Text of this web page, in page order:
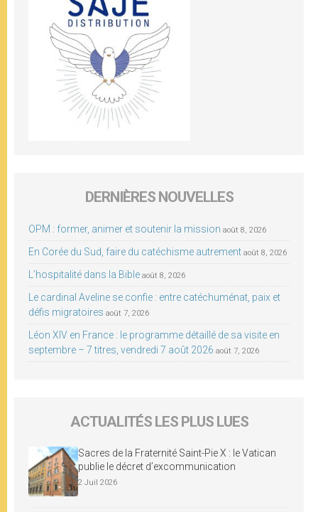
DERNIÈRES NOUVELLES
OPM : former, animer et soutenir la mission août 8, 2026
En Corée du Sud, faire du catéchisme autrement août 8, 2026
L’hospitalité dans la Bible août 8, 2026
Le cardinal Aveline se confie : entre catéchuménat, paix et
défis migratoires août 7, 2026
Léon XIV en France : le programme détaillé de sa visite en
septembre – 7 titres, vendredi 7 août 2026 août 7, 2026
ACTUALITÉS LES PLUS LUES
Sacres de la Fraternité Saint-Pie X : le Vatican
publie le décret d’excommunication
2 Juil 2026